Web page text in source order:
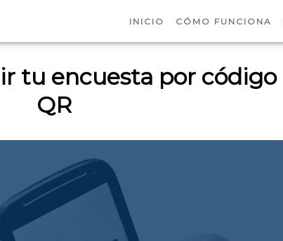
INICIO CÓMO FUNCIONA
tu encuesta por código
QR